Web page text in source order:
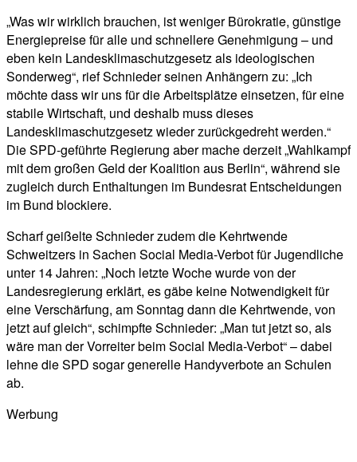
„Was wir wirklich brauchen, ist weniger Bürokratie, günstige
Energiepreise für alle und schnellere Genehmigung – und
eben kein Landesklimaschutzgesetz als ideologischen
Sonderweg“, rief Schnieder seinen Anhängern zu: „Ich
möchte dass wir uns für die Arbeitsplätze einsetzen, für eine
stabile Wirtschaft, und deshalb muss dieses
Landesklimaschutzgesetz wieder zurückgedreht werden.“
Die SPD-geführte Regierung aber mache derzeit „Wahlkampf
mit dem großen Geld der Koalition aus Berlin“, während sie
zugleich durch Enthaltungen im Bundesrat Entscheidungen
im Bund blockiere.
Scharf geißelte Schnieder zudem die Kehrtwende
Schweitzers in Sachen Social Media-Verbot für Jugendliche
unter 14 Jahren: „Noch letzte Woche wurde von der
Landesregierung erklärt, es gäbe keine Notwendigkeit für
eine Verschärfung, am Sonntag dann die Kehrtwende, von
jetzt auf gleich“, schimpfte Schnieder: „Man tut jetzt so, als
wäre man der Vorreiter beim Social Media-Verbot“ – dabei
lehne die SPD sogar generelle Handyverbote an Schulen
ab.
Werbung